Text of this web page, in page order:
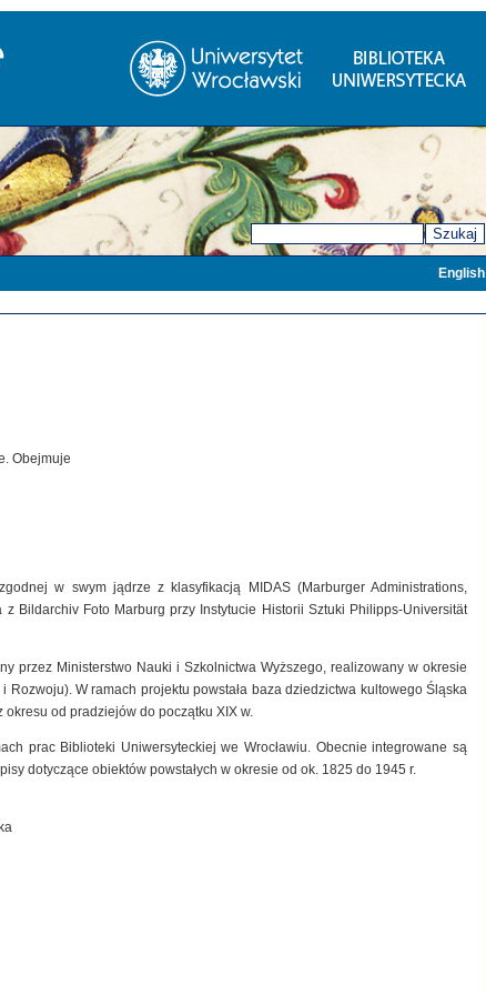
Szukaj
English
Obejmuje
w swym jądrze z klasyfikacją MIDAS (Marburger Administrations,
Bildarchiv Foto Marburg przy Instytucie Historii Sztuki Philipps-Universität
przez Ministerstwo Nauki i Szkolnictwa Wyższego, realizowany w okresie
W ramach projektu powstała baza dziedzictwa kultowego Śląska
od pradziejów do początku XIX w.
prac Biblioteki Uniwersyteckiej we Wrocławiu. Obecnie integrowane są
dotyczące obiektów powstałych w okresie od ok. 1825 do 1945 r.